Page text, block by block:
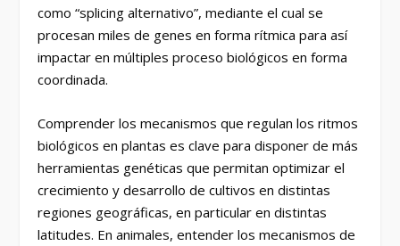
como “splicing alternativo”, mediante el cual se
procesan miles de genes en forma rítmica para así
impactar en múltiples proceso biológicos en forma
coordinada.
Comprender los mecanismos que regulan los ritmos
biológicos en plantas es clave para disponer de más
herramientas genéticas que permitan optimizar el
crecimiento y desarrollo de cultivos en distintas
regiones geográficas, en particular en distintas
latitudes. En animales, entender los mecanismos de